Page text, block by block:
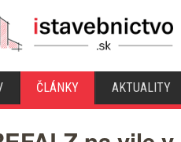
ČLÁNKY AKTUALITY